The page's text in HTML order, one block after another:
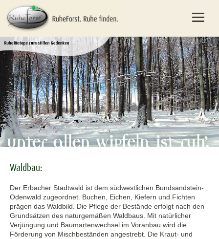
Waldbau:
Der Erbacher Stadtwald ist dem südwestlichen Bundsandstein-
Odenwald zugeordnet. Buchen, Eichen, Kiefern und Fichten
prägen das Waldbild. Die Pflege der Bestände erfolgt nach den
Grundsätzen des naturgemäßen Waldbaus. Mit natürlicher
Verjüngung und Baumartenwechsel im Voranbau wird die
Förderung von Mischbeständen angestrebt. Die Kraut- und